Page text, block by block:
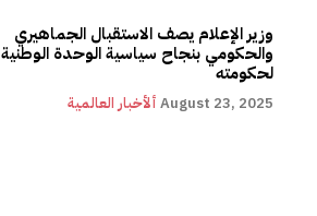
وزير الإعلام يصف الاستقبال الجماهيري
والحكومي بنجاح سياسية الوحدة الوطنية
لحكومته
ألأخبار العالمية August 23, 2025